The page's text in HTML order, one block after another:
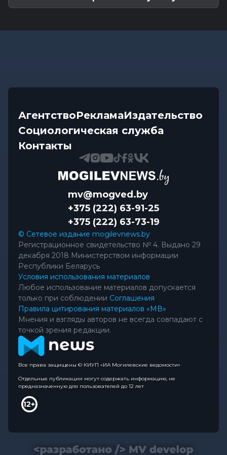
АгентствоРекламаИздательство
Социологическая служба
Контакты
mv@mogved.by
+375 (222) 63-91-25
+375 (222) 63-73-19
© Сетевое издание mogilevnews.by
Регистрационное свидетельство № 4. Выдано 29
декабря 2018 Министерством информации
Республики Беларусь
Условия использования материалов
Любое использование материалов допускается
только при соблюдении Соглашения
Правила цитирования материалов «МВ»
Мнения и взгляды авторов не всегда совпадают с
точкой зрения редакции.
Все права защищены © КИУП «ИА Могилевские ведомости»
Отдельные публикации могут содержать информацию, не
предназначенную для пользователей до 12 лет